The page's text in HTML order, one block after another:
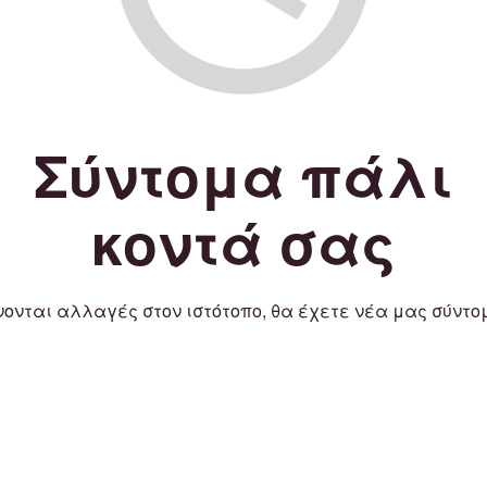
Σύντομα πάλι
κοντά σας
αλλαγές στον ιστότοπο, θα έχετε νέα μας